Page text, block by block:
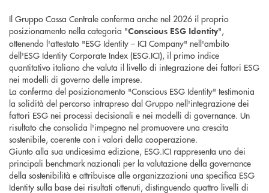
Il Gruppo Cassa Centrale conferma anche nel 2026 il proprio
posizionamento nella categoria "Conscious ESG Identity",
ottenendo l'attestato "ESG Identity – ICI Company" nell'ambito
dell'ESG Identity Corporate Index (ESG.ICI), il primo indice
quantitativo italiano che valuta il livello di integrazione dei fattori ESG
nei modelli di governo delle imprese.
La conferma del posizionamento "Conscious ESG Identity" testimonia
la solidità del percorso intrapreso dal Gruppo nell'integrazione dei
fattori ESG nei processi decisionali e nei modelli di governance. Un
risultato che consolida l'impegno nel promuovere una crescita
sostenibile, coerente con i valori della cooperazione.
Giunto alla sua undicesima edizione, ESG.ICI rappresenta uno dei
principali benchmark nazionali per la valutazione della governance
della sostenibilità e attribuisce alle organizzazioni una specifica ESG
Identity sulla base dei risultati ottenuti, distinguendo quattro livelli di